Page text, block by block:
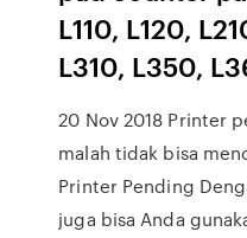
L110, L120,
L310, L350,
20 Nov 2018 Printer
malah tidak bisa
Printer Pending
juga bisa Anda